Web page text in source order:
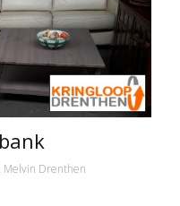
Melvin Drenthen